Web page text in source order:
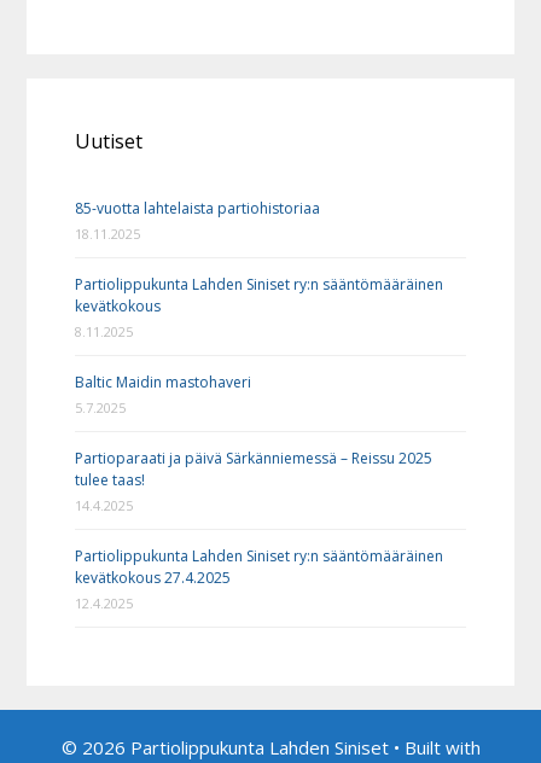
Uutiset
85-vuotta lahtelaista partiohistoriaa
18.11.2025
Partiolippukunta Lahden Siniset ry:n sääntömääräinen
kevätkokous
8.11.2025
Baltic Maidin mastohaveri
5.7.2025
Partioparaati ja päivä Särkänniemessä – Reissu 2025
tulee taas!
14.4.2025
Partiolippukunta Lahden Siniset ry:n sääntömääräinen
kevätkokous 27.4.2025
12.4.2025
© 2026 Partiolippukunta Lahden Siniset• Built with